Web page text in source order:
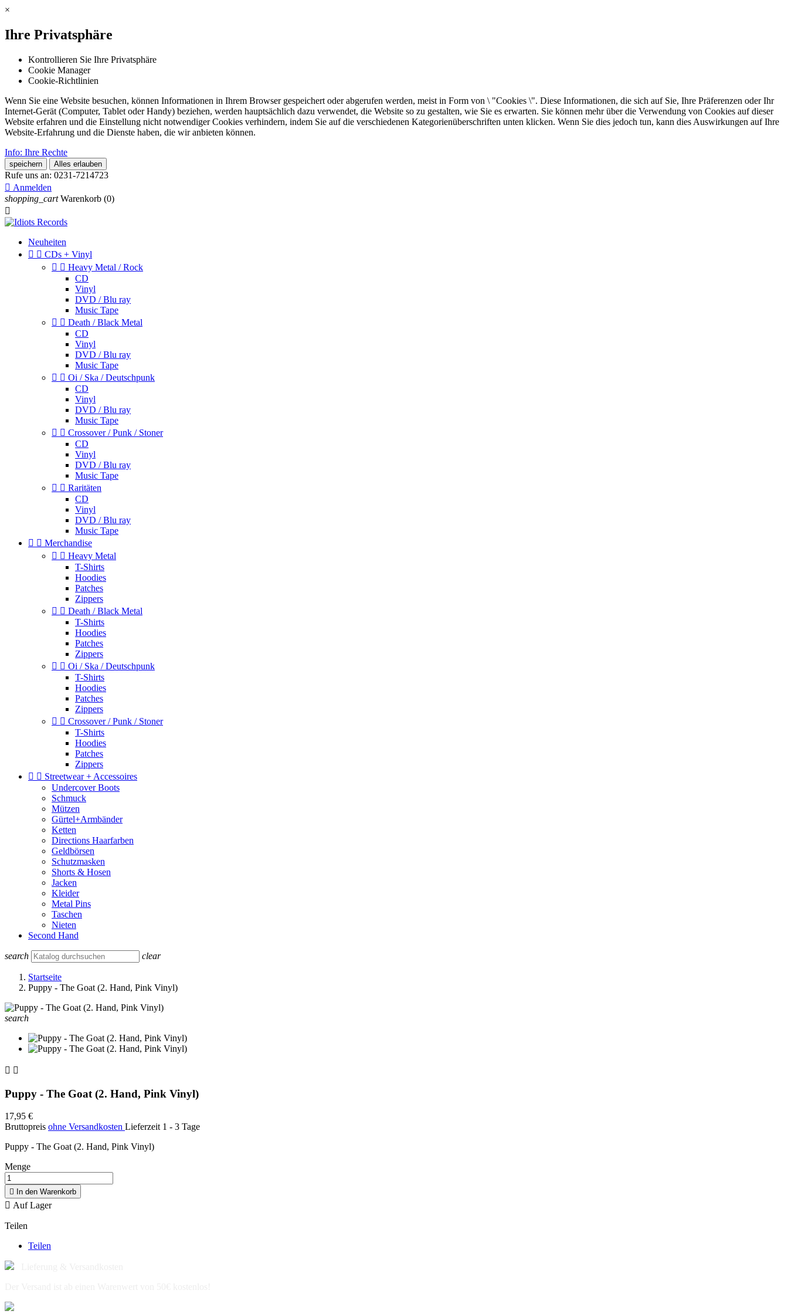
×
Ihre Privatsphäre
Kontrollieren Sie Ihre Privatsphäre
Cookie Manager
Cookie-Richtlinien
Wenn Sie eine Website besuchen, können Informationen in Ihrem Browser gespeichert oder abgerufen werden, meist in Form von \ "Cookies \". Diese Informationen, die sich auf Sie, Ihre Präferenzen oder Ihr
Internet-Gerät (Computer, Tablet oder Handy) beziehen, werden hauptsächlich dazu verwendet, die Website so zu gestalten, wie Sie es erwarten. Sie können mehr über die Verwendung von Cookies auf dieser
Website erfahren und die Einstellung nicht notwendiger Cookies verhindern, indem Sie auf die verschiedenen Kategorienüberschriften unten klicken. Wenn Sie dies jedoch tun, kann dies Auswirkungen auf Ihre
Website-Erfahrung und die Dienste haben, die wir anbieten können.
Info: Ihre Rechte
speichern Alles erlauben
Rufe uns an: 0231-7214723
 Anmelden
shopping_cart Warenkorb (0)

Neuheiten
  CDs + Vinyl
  Heavy Metal / Rock
CD
Vinyl
DVD / Blu ray
Music Tape
  Death / Black Metal
CD
Vinyl
DVD / Blu ray
Music Tape
  Oi / Ska / Deutschpunk
CD
Vinyl
DVD / Blu ray
Music Tape
  Crossover / Punk / Stoner
CD
Vinyl
DVD / Blu ray
Music Tape
  Raritäten
CD
Vinyl
DVD / Blu ray
Music Tape
  Merchandise
  Heavy Metal
T-Shirts
Hoodies
Patches
Zippers
  Death / Black Metal
T-Shirts
Hoodies
Patches
Zippers
  Oi / Ska / Deutschpunk
T-Shirts
Hoodies
Patches
Zippers
  Crossover / Punk / Stoner
T-Shirts
Hoodies
Patches
Zippers
  Streetwear + Accessoires
Undercover Boots
Schmuck
Mützen
Gürtel+Armbänder
Ketten
Directions Haarfarben
Geldbörsen
Schutzmasken
Shorts & Hosen
Jacken
Kleider
Metal Pins
Taschen
Nieten
Second Hand
search clear
Startseite
Puppy - The Goat (2. Hand, Pink Vinyl)
search
 
Puppy - The Goat (2. Hand, Pink Vinyl)
17,95 €
Bruttopreis ohne Versandkosten Lieferzeit 1 - 3 Tage
Puppy - The Goat (2. Hand, Pink Vinyl)
Menge
 In den Warenkorb
 Auf Lager
Teilen
Teilen